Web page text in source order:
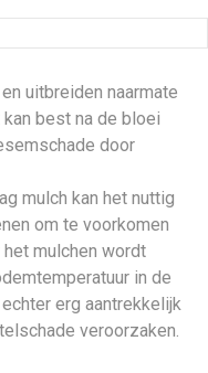
uitbreiden naarmate
best na de bloei
door
mulch kan het nuttig
om te voorkomen
mulchen wordt
in de
erg aantrekkelijk
veroorzaken.